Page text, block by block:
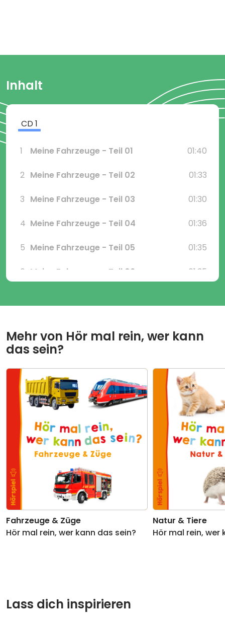
Inhalt
CD1
1 Meine Fahrzeuge - Teil 01 01:40
2 Meine Fahrzeuge - Teil 02 01:33
3 Meine Fahrzeuge - Teil 03 01:30
4 Meine Fahrzeuge - Teil 04 01:36
5 Meine Fahrzeuge - Teil 05 01:35
6 Meine Fahrzeuge - Teil 06 01:35
Mehr von Hör mal rein, wer kann
das sein?
Fahrzeuge & Züge
Hör mal rein, wer kann das sein?
Natur & Tiere
Hör mal rein, wer
Lass dich inspirieren